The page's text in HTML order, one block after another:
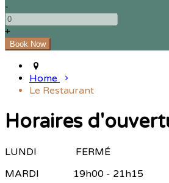
-
+
Home
Le Restaurant
Horaires
LUNDI FERMÉ
MARDI 19h00 - 21h15